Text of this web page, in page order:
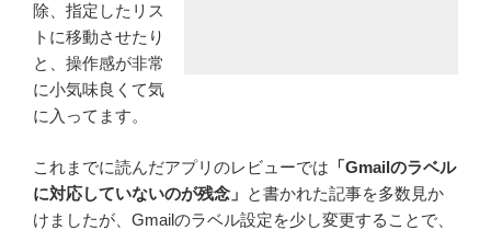
除、指定したリス
トに移動させたり
と、操作感が非常
に小気味良くて気
に入ってます。
これまでに読んだアプリのレビューでは 「Gmailのラベル
に対応していないのが残念」 と書かれた記事を多数見か
けましたが、Gmailのラベル設定を少し変更することで、